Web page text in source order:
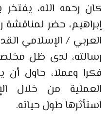
كان رحمه الله، يفتخر
إبراهيم، حضر
العربي / الإسلامي
رسالته، لدى ظل
فكرا وعملا، حاول أن
العملية من خلال
استأثرها طول حياته.